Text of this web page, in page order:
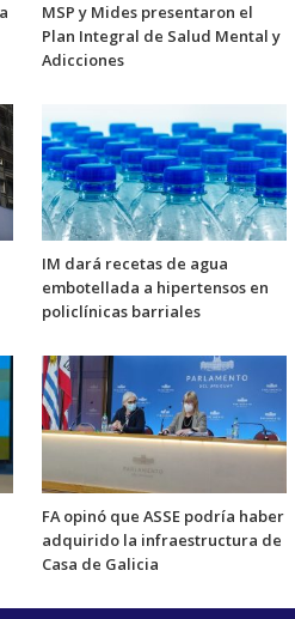
MSP y Mides presentaron el
Plan Integral de Salud Mental y
Adicciones
IM dará recetas de agua
embotellada a hipertensos en
policlínicas barriales
FA opinó que ASSE podría haber
adquirido la infraestructura de
Casa de Galicia